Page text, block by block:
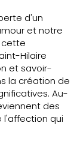
d'un
et notre
cette
Hilaire
et savoir-
la création de
Au-
des
l'affection qui